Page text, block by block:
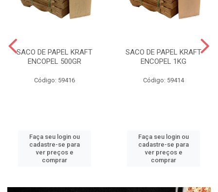
SACO DE PAPEL KRAFT
ENCOPEL 500GR
Código: 59416
Faça seu login ou
cadastre-se para
ver preços e
comprar
SACO DE PAPEL KRAFT
ENCOPEL 1KG
Código: 59414
Faça seu login ou
cadastre-se para
ver preços e
comprar